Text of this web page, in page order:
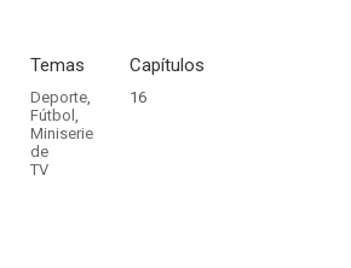
Temas
Deporte,
Fútbol,
Miniserie
de
TV
Capítulos
16